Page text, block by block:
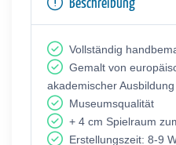
Beschreibung
Vollständig
Gemalt von
akademischer Ausbildung
Museumsqualität
+ 4 cm Spielraum
Erstellungszeit: 8-9